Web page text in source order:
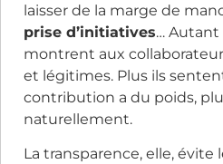
laisser de la marge de
prise d’initiatives… Autant
montrent aux
et légitimes. Plus ils
contribution a du poids,
naturellement.
La transparence, elle, évite